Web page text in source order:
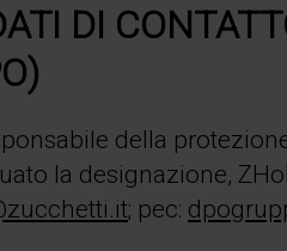
DI
della
la designazione,
; pec: